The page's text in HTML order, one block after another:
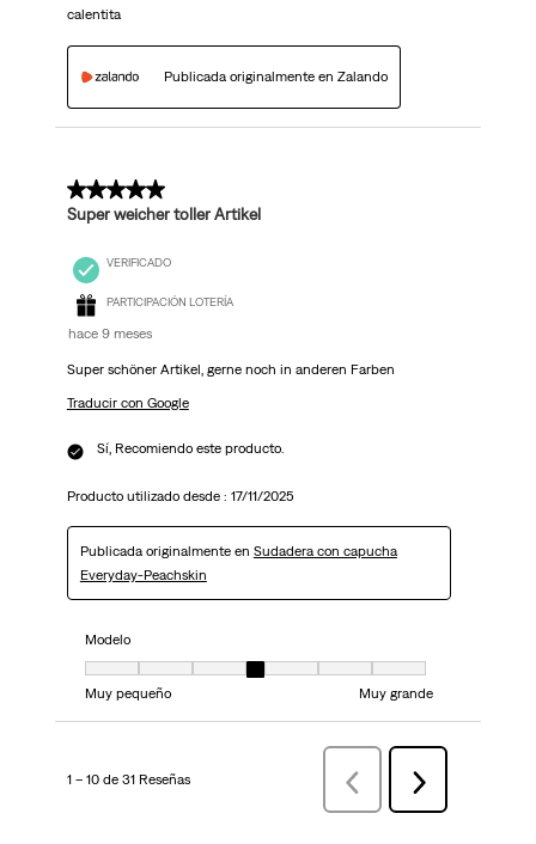
calentita
Publicada originalmente en Zalando
5 de 5 estrellas.
Super weicher toller Artikel
VERIFICADO
PARTICIPACIÓN LOTERÍA
hace 9 meses
Super schöner Artikel, gerne noch in anderen Farben
Traducir con Google
Sí, Recomiendo este producto.
Producto utilizado desde : 17/11/2025
Publicada originalmente en Sudadera con capucha
Everyday-Peachskin
Modelo
Modelo, 4 de 7, donde 1 es igual a Muy pequeño y 7 es igual a Muy
Muy pequeño
Muy grande
1 – 10 de 31 Reseñas AnteriorReseñasSiguiente
Reseñas